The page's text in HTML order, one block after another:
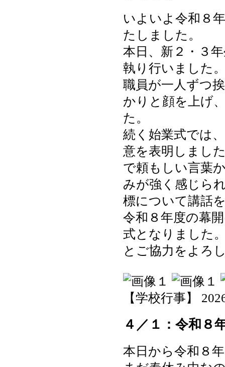
いよいよ令和８
たしました。
本日、新２・３
執り行いました
職員が一人ずつ
かりと顔を上げ
た。
続く始業式では
意を表明しまし
で頼もしい言葉
みが強く感じら
標について講話
令和８年度の幕
式となりました
とご協力をよろ
【学校行事】
４／１：令和８
本日から令和８